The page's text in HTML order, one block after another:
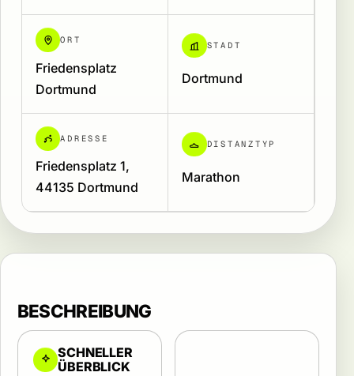
ORT
Friedensplatz
Dortmund
STADT
Dortmund
ADRESSE
Friedensplatz 1,
44135 Dortmund
DISTANZTYP
Marathon
BESCHREIBUNG
SCHNELLER
ÜBERBLICK